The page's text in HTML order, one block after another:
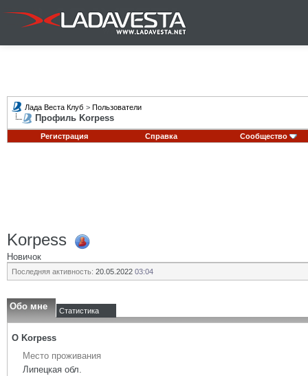
Лада Веста Клуб > Пользователи
Профиль Korpess
Регистрация Справка Сообщество
Korpess
Новичок
Последняя активность: 20.05.2022 03:04
Обо мне Статистика
О Korpess
Место проживания
Липецкая обл.